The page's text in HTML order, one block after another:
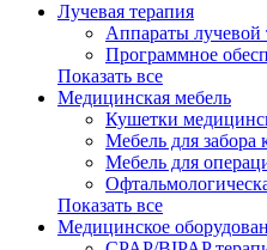
Лучевая терапия
Аппараты лучевой
Программное
Показать все
Медицинская мебель
Кушетки
Мебель для забора
Мебель для
Показать все
Медицинское